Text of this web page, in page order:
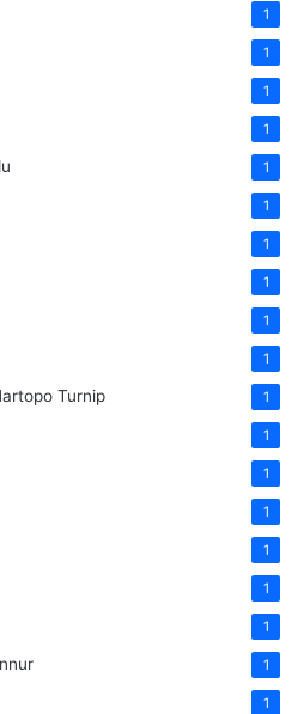
1
1
1
1
1
1
1
1
1
1
Turnip 1
1
1
1
1
1
1
1
1